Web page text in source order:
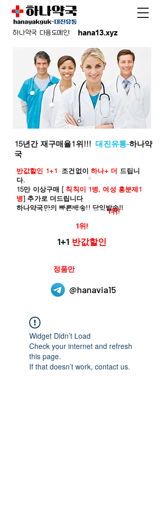
hana13.xyz
하나약국 다음도메인:
15년간 재구매율1위!!!대진유통-하나약
국
반값할인 1+1 조건없이 하나+ 더 드립니
다.
15만 이상구매 [ 칙칙이 1병, 여성 흥분제1
병] 추가로 더드립니다
하나약국만의 빠른배송!! 당일발송!!
온라인 약국 판매율 1위!
1위!
1+1 반값할인
정품만
@hanavia15
Widget Didn’t Load
Check your internet and refresh
this page.
If that doesn’t work, contact us.